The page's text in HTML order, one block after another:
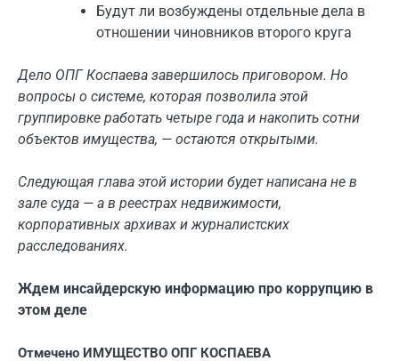
Будут ли возбуждены отдельные дела в
отношении чиновников второго круга
Дело ОПГ Коспаева завершилось приговором. Но
вопросы о системе, которая позволила этой
группировке работать четыре года и накопить сотни
объектов имущества, — остаются открытыми.
Следующая глава этой истории будет написана не в
зале суда — а в реестрах недвижимости,
корпоративных архивах и журналистских
расследованиях.
Ждем инсайдерскую информацию про коррупцию в
этом деле
Отмечено ИМУЩЕСТВО ОПГ КОСПАЕВА